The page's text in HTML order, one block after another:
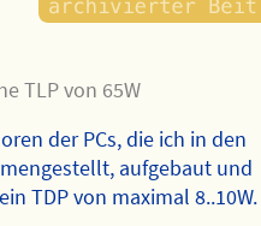
TLP von 65W
der PCs, die ich in den
aufgebaut und
TDP von maximal 8..10W.